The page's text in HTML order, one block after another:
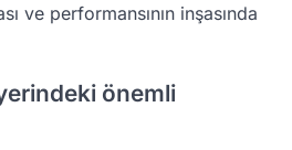
ve performansının inşasında
önemli